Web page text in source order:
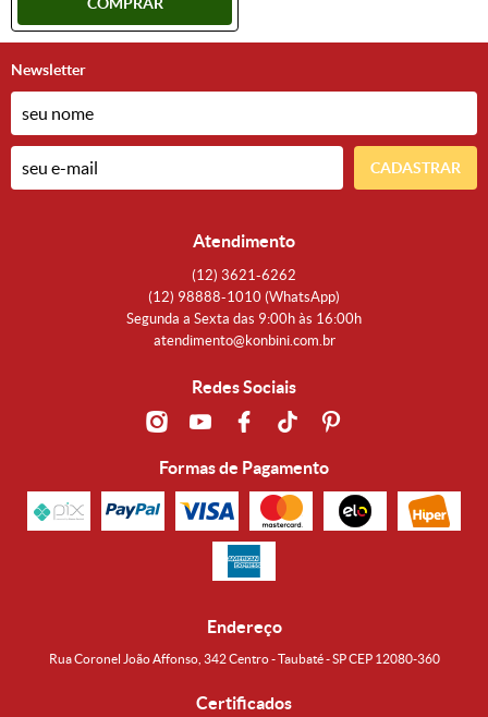
Newsletter
CADASTRAR
Atendimento
(12) 3621-6262
(12) 98888-1010 (WhatsApp)
Segunda a Sexta das 9:00h às 16:00h
atendimento@konbini.com.br
Redes Sociais
Formas de Pagamento
Endereço
Rua Coronel João Affonso, 342 Centro - Taubaté - SP CEP 12080-360
Certificados